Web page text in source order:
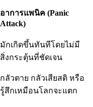
อาการแพนิค (Panic
Attack)
มักเกิดขึ้นทันทีโดยไม่มี
สิ่งกระตุ้นที่ชัดเจน
กลัวตาย กลัวเสียสติ หรือ
รู้สึกเหมือนโลกจะแตก